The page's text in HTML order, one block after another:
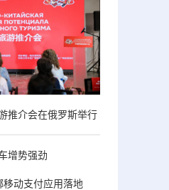
推介会在俄罗斯举行
增势强劲
动支付应用落地